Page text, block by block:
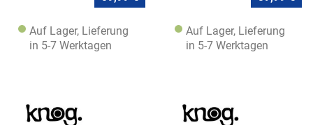
Auf Lager, Lieferung
in 5-7 Werktagen
Auf Lager, Lieferung
in 5-7 Werktagen